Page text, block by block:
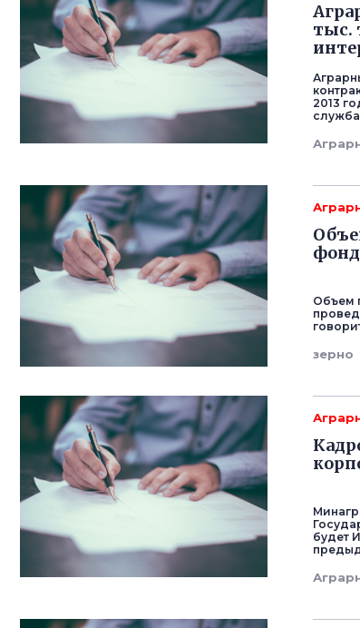
тыс.
2013
Объем
зерно
будет